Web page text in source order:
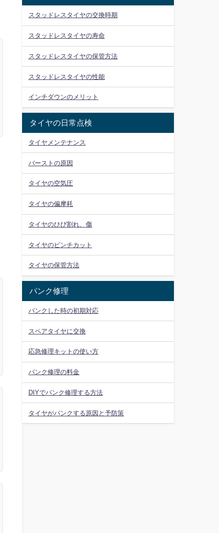
スタッドレスタイヤの交換時期
スタッドレスタイヤの寿命
スタッドレスタイヤの保管方法
スタッドレスタイヤの性能
インチダウンのメリット
タイヤの日常点検
タイヤメンテナンス
バーストの原因
タイヤの空気圧
タイヤの偏摩耗
タイヤのひび割れ、傷
タイヤのピンチカット
タイヤの保管方法
パンク修理
パンクした時の初期対応
スペアタイヤに交換
応急修理キットの使い方
パンク修理の料金
DIYでパンク修理する方法
タイヤがパンクする原因と予防策